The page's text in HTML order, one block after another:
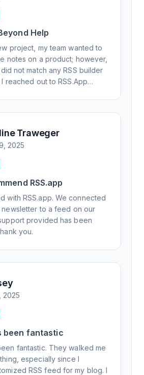
Help
project, my team wanted to
notes on a product; however,
not match any RSS builder
reached out to RSS.App
to someone who was
kind, and clearly wanted to
issue. It has been a few
many revisions and direct
release notes are in a way
and find value in.
been an exceptional
I will be pushing everyone I
for their RSS needs.
Traweger
2025
RSS.app
with RSS.app. We connected
newsletter to a feed on our
provided has been
you.
2025
been fantastic
fantastic. They walked me
especially since I
RSS feed for my blog. I